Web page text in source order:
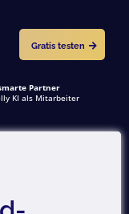
Gratis testen
Partner
KI als Mitarbeiter